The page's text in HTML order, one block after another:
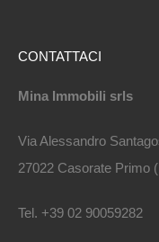
CONTATTACI
Mina Immobili srls
Via Alessandro
27022 Casorate Primo
Tel. +39 02 90059282